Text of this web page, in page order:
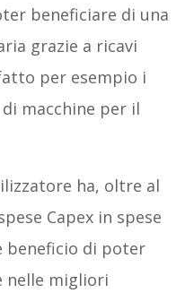
beneficiare di una
grazie a ricavi
per esempio i
macchine per il
ha, oltre al
Capex in spese
beneficio di poter
nelle migliori